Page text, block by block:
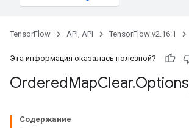
TensorFlow API, API TensorFlow v2.16.1
Эта информация оказалась полезной?
OrderedMapClear.Options
Содержание